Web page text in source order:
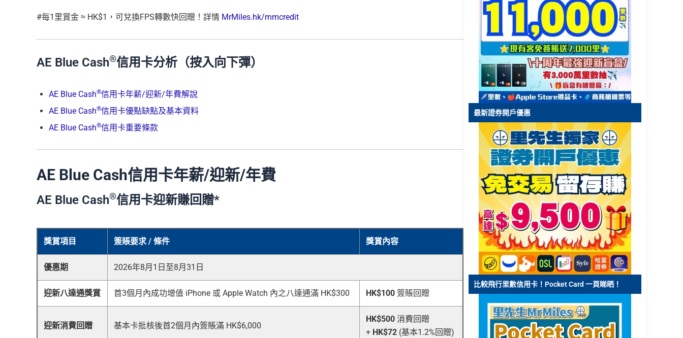
#每1里賞金 ≈ HK$1，可兌換FPS轉數快回贈！詳情 MrMiles.hk/mmcredit
AE Blue Cash®信用卡分析（按入向下彈）
AE Blue Cash®信用卡年薪/迎新/年費解說
AE Blue Cash®信用卡優點缺點及基本資料
AE Blue Cash®信用卡重要條款
AE Blue Cash信用卡年薪/迎新/年費
AE Blue Cash®信用卡迎新賺回贈*
獎賞項目 簽賬要求 / 條件 獎賞內容
優惠期 2026年8月1日至8月31日
迎新八達通獎賞 首3個月內成功增值 iPhone 或 Apple Watch 內之八達通滿 HK$300 HK$100 簽賬回贈
迎新消費回贈 基本卡批核後首2個月內簽賬滿 HK$6,000
HK$500 消費回贈
+ HK$72 (基本1.2%回贈)
最新證券開戶優惠
比較飛行里數信用卡！Pocket Card 一頁睇晒！